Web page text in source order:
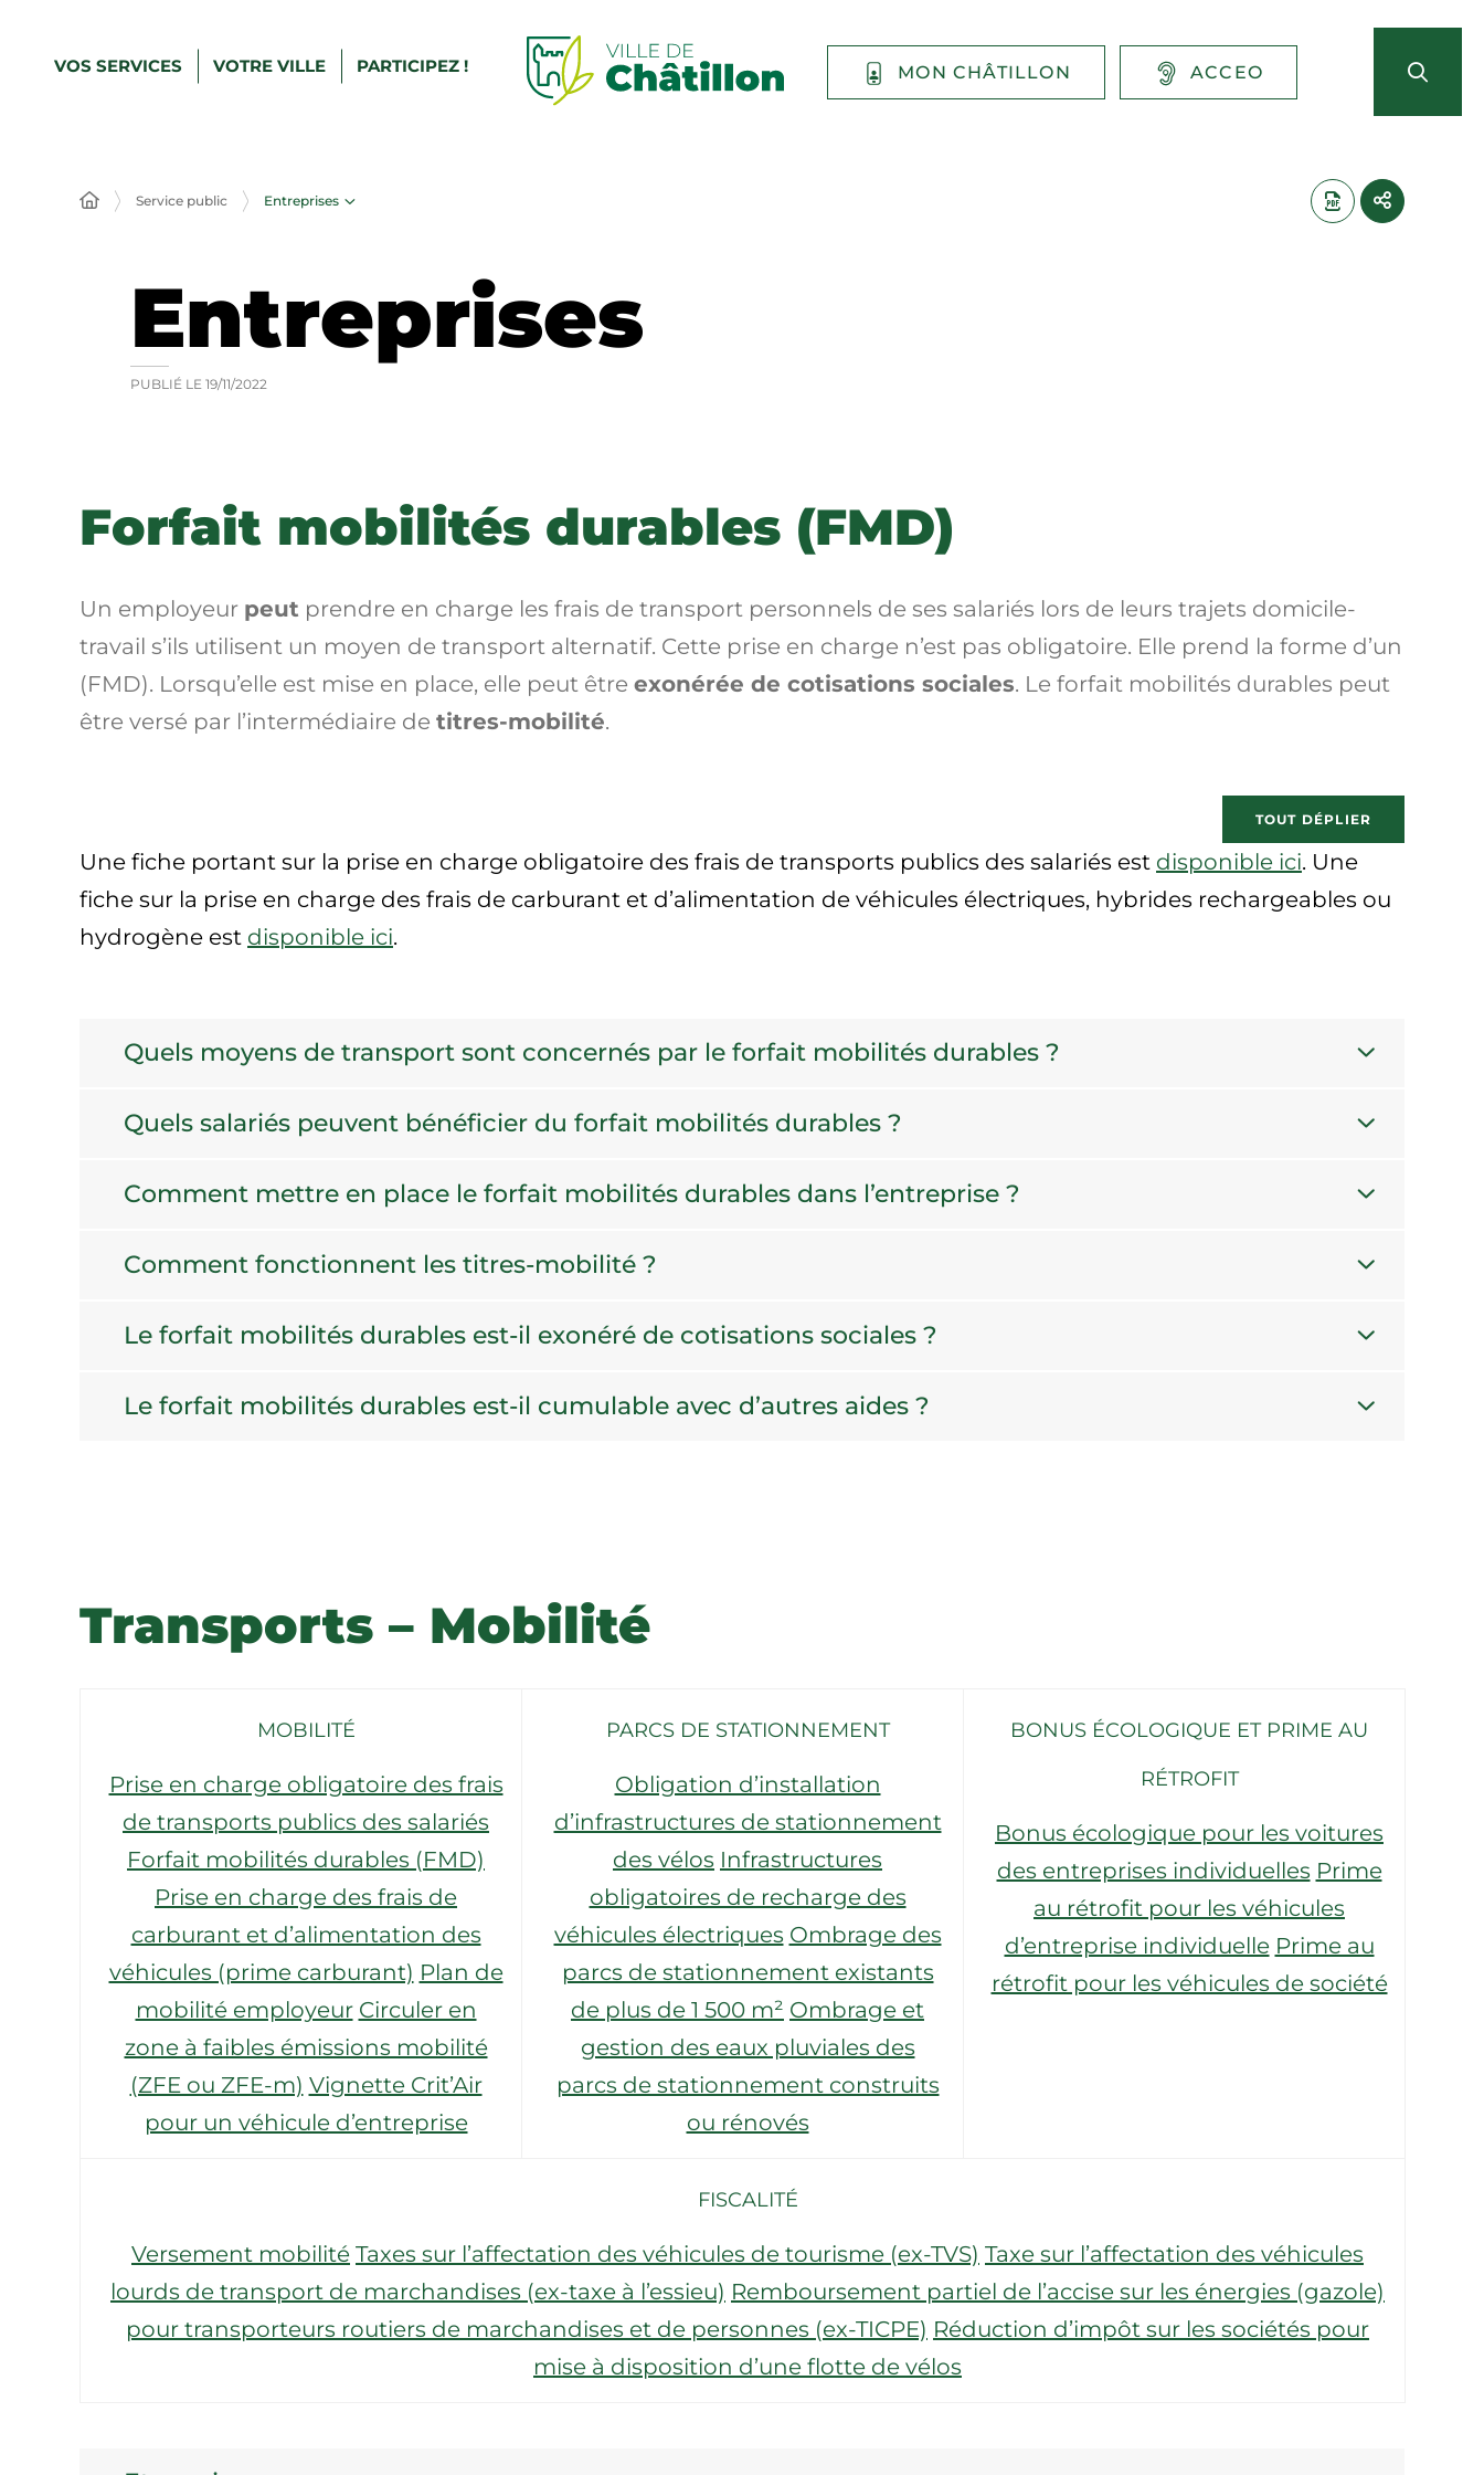
VOS SERVICES VOTRE VILLE PARTICIPEZ ! MON CHÂTILLON ACCEO
Service public Entreprises
Entreprises
PUBLIÉ LE 19/11/2022
Forfait mobilités durables (FMD)
Un employeur peut prendre en charge les frais de transport personnels de ses salariés lors de leurs trajets domicile-
travail s’ils utilisent un moyen de transport alternatif. Cette prise en charge n’est pas obligatoire. Elle prend la forme d’un
(FMD). Lorsqu’elle est mise en place, elle peut être exonérée de cotisations sociales. Le forfait mobilités durables peut
être versé par l’intermédiaire de titres-mobilité.
TOUT DÉPLIER
Une fiche portant sur la prise en charge obligatoire des frais de transports publics des salariés est disponible ici. Une
fiche sur la prise en charge des frais de carburant et d’alimentation de véhicules électriques, hybrides rechargeables ou
hydrogène est disponible ici.
Quels moyens de transport sont concernés par le forfait mobilités durables ?
Quels salariés peuvent bénéficier du forfait mobilités durables ?
Comment mettre en place le forfait mobilités durables dans l’entreprise ?
Comment fonctionnent les titres-mobilité ?
Le forfait mobilités durables est-il exonéré de cotisations sociales ?
Le forfait mobilités durables est-il cumulable avec d’autres aides ?
Transports – Mobilité
MOBILITÉ
Prise en charge obligatoire des frais
de transports publics des salariés
Forfait mobilités durables (FMD)
Prise en charge des frais de
carburant et d’alimentation des
véhicules (prime carburant) Plan de
mobilité employeur Circuler en
zone à faibles émissions mobilité
(ZFE ou ZFE-m) Vignette Crit’Air
pour un véhicule d’entreprise
PARCS DE STATIONNEMENT
Obligation d’installation
d’infrastructures de stationnement
des vélos Infrastructures
obligatoires de recharge des
véhicules électriques Ombrage des
parcs de stationnement existants
de plus de 1 500 m² Ombrage et
gestion des eaux pluviales des
parcs de stationnement construits
ou rénovés
BONUS ÉCOLOGIQUE ET PRIME AU
RÉTROFIT
Bonus écologique pour les voitures
des entreprises individuelles Prime
au rétrofit pour les véhicules
d’entreprise individuelle Prime au
rétrofit pour les véhicules de société
FISCALITÉ
Versement mobilité Taxes sur l’affectation des véhicules de tourisme (ex-TVS) Taxe sur l’affectation des véhicules
lourds de transport de marchandises (ex-taxe à l’essieu) Remboursement partiel de l’accise sur les énergies (gazole)
pour transporteurs routiers de marchandises et de personnes (ex-TICPE) Réduction d’impôt sur les sociétés pour
mise à disposition d’une flotte de vélos